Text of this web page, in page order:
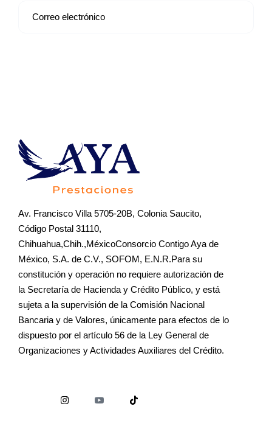
Av. Francisco Villa 5705-20B, Colonia Saucito,
Código Postal 31110,
Chihuahua,Chih.,MéxicoConsorcio Contigo Aya de
México, S.A. de C.V., SOFOM, E.N.R.Para su
constitución y operación no requiere autorización de
la Secretaría de Hacienda y Crédito Público, y está
sujeta a la supervisión de la Comisión Nacional
Bancaria y de Valores, únicamente para efectos de lo
dispuesto por el artículo 56 de la Ley General de
Organizaciones y Actividades Auxiliares del Crédito.